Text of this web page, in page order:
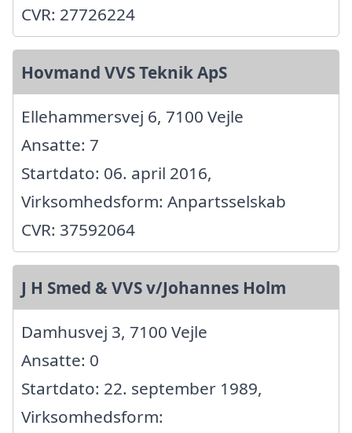
CVR: 27726224
Hovmand VVS Teknik ApS
Ellehammersvej 6, 7100 Vejle
Ansatte: 7
Startdato: 06. april 2016,
Virksomhedsform: Anpartsselskab
CVR: 37592064
J H Smed & VVS v/Johannes Holm
Damhusvej 3, 7100 Vejle
Ansatte: 0
Startdato: 22. september 1989,
Virksomhedsform: